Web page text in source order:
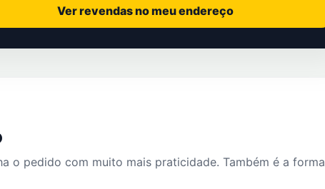
Ver revendas no meu endereço
o pedido com muito mais praticidade. Também é a forma